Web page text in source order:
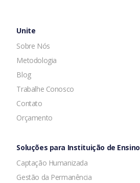
Unite
Sobre Nós
Metodologia
Blog
Trabalhe Conosco
Contato
Orçamento
Soluções para Instituição de Ensino
Captação Humanizada
Gestão da Permanência